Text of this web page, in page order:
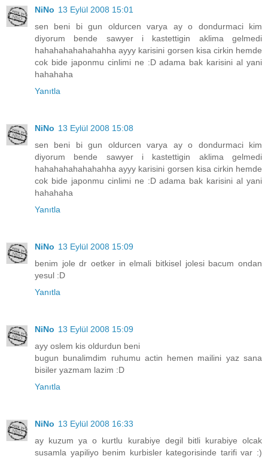
NiNo 13 Eylül 2008 15:01
sen beni bi gun oldurcen varya ay o dondurmaci kim
diyorum bende sawyer i kastettigin aklima gelmedi
hahahahahahahahha ayyy karisini gorsen kisa cirkin hemde
cok bide japonmu cinlimi ne :D adama bak karisini al yani
hahahaha
Yanıtla
NiNo 13 Eylül 2008 15:08
sen beni bi gun oldurcen varya ay o dondurmaci kim
diyorum bende sawyer i kastettigin aklima gelmedi
hahahahahahahahha ayyy karisini gorsen kisa cirkin hemde
cok bide japonmu cinlimi ne :D adama bak karisini al yani
hahahaha
Yanıtla
NiNo 13 Eylül 2008 15:09
benim jole dr oetker in elmali bitkisel jolesi bacum ondan
yesul :D
Yanıtla
NiNo 13 Eylül 2008 15:09
ayy oslem kis oldurdun beni
bugun bunalimdim ruhumu actin hemen mailini yaz sana
bisiler yazmam lazim :D
Yanıtla
NiNo 13 Eylül 2008 16:33
ay kuzum ya o kurtlu kurabiye degil bitli kurabiye olcak
susamla yapiliyo benim kurbisler kategorisinde tarifi var :)